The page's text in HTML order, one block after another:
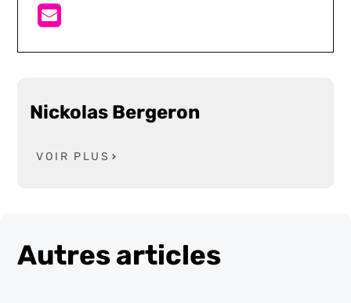
Nickolas Bergeron
VOIR PLUS
Autres articles